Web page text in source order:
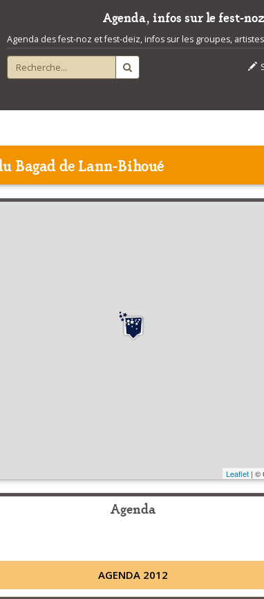
Agenda, infos sur le fest-
Agenda des fest-noz et fest-deiz, infos sur les groupes,
Bagad de Lann-Bihoué
Leaflet| ©
Agenda
AGENDA 2012